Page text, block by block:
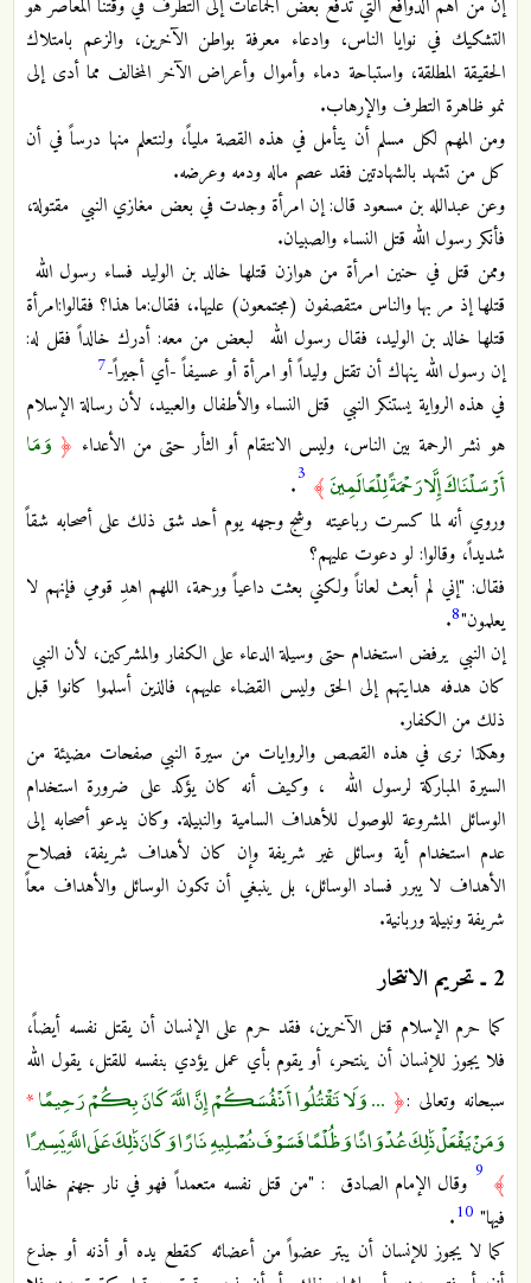
إن من أهم الدوافع التي تدفع بعض الجماعات إلى التطرف في وقتنا المعاصر هو
التشكيك في نوايا الناس، وادعاء معرفة بواطن الآخرين، والزعم بامتلاك
الحقيقة المطلقة، واستباحة دماء وأموال وأعراض الآخر المخالف مما أدى إلى
نمو ظاهرة التطرف والإرهاب.
ومن المهم لكل مسلم أن يتأمل في هذه القصة ملياً، ولنتعلم منها درساً في أن
كل من تشهد بالشهادتين فقد عصم ماله ودمه وعرضه.
وعن عبدالله بن مسعود قال: إن امرأة وجدت في بعض مغازي النبي مقتولة،
فأنكر رسول الله قتل النساء والصبيان.
وممن قتل في حنين امرأة من هوازن قتلها خالد بن الوليد فساء رسول الله
قتلها إذ مر بها والناس متقصفون (مجتمعون) عليها.، فقال:ما هذا؟ فقالوا:امرأة
قتلها خالد بن الوليد، فقال رسول الله لبعض من معه: أدرك خالداً فقل له:
إن رسول الله ينهاك أن تقتل وليداً أو امرأة أو عسيفاً -أي أجيراً-7
في هذه الرواية يستنكر النبي قتل النساء والأطفال والعبيد، لأن رسالة الإسلام
هو نشر الرحمة بين الناس، وليس الانتقام أو الثأر حتى من الأعداء ﴿ وَمَا
أَرْسَلْنَاكَ إِلَّا رَحْمَةً لِلْعَالَمِينَ ﴾ 3
.
وروي أنه لما كسرت رباعيته وشج وجهه يوم أحد شق ذلك على أصحابه شقاً
شديداً، وقالوا: لو دعوت عليهم؟
فقال: "إني لم أبعث لعاناً ولكني بعثت داعياً ورحمة، اللهم اهدِ قومي فإنهم لا
يعلمون"8
.
إن النبي يرفض استخدام حتى وسيلة الدعاء على الكفار والمشركين، لأن النبي
كان هدفه هدايتهم إلى الحق وليس القضاء عليهم، فالذين أسلموا كانوا قبل
ذلك من الكفار.
وهكذا نرى في هذه القصص والروايات من سيرة النبي صفحات مضيئة من
السيرة المباركة لرسول الله ، وكيف أنه كان يؤكد على ضرورة استخدام
الوسائل المشروعة للوصول للأهداف السامية والنبيلة. وكان يدعو أصحابه إلى
عدم استخدام أية وسائل غير شريفة وإن كان لأهداف شريفة، فصلاح
الأهداف لا يبرر فساد الوسائل، بل ينبغي أن تكون الوسائل والأهداف معاً
شريفة ونبيلة وربانية.
2 ـ تحريم الانتحار
كما حرم الإسلام قتل الآخرين، فقد حرم على الإنسان أن يقتل نفسه أيضاً،
فلا يجوز للإنسان أن ينتحر، أو يقوم بأي عمل يؤدي بنفسه للقتل، يقول الله
سبحانه وتعالى :﴿ ... وَلَا تَقْتُلُوا أَنْفُسَكُمْ إِنَّ اللَّهَ كَانَ بِكُمْ رَحِيمًا*
وَمَنْ يَفْعَلْ ذَٰلِكَ عُدْوَانًا وَظُلْمًا فَسَوْفَ نُصْلِيهِ نَارًا وَكَانَ ذَٰلِكَ عَلَى اللَّهِ يَسِيرًا
﴾ 9 وقال الإمام الصادق : "من قتل نفسه متعمداً فهو في نار جهنم خالداً
فيها" 10
.
كما لا يجوز للإنسان أن يبتر عضواً من أعضائه كقطع يده أو أذنه أو جذع